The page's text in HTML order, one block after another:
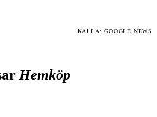
KÄLLA: GOOGLE NEWS
Hemköp